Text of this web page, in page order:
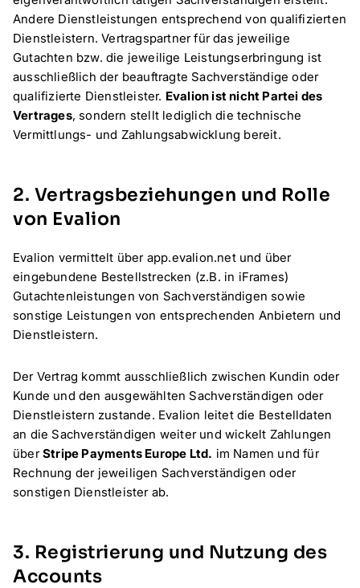
Andere Dienstleistungen entsprechend von qualifizierten
Dienstleistern. Vertragspartner für das jeweilige
Gutachten bzw. die jeweilige Leistungserbringung ist
ausschließlich der beauftragte Sachverständige oder
qualifizierte Dienstleister. Evalion ist nicht Partei des
Vertrages, sondern stellt lediglich die technische
Vermittlungs- und Zahlungsabwicklung bereit.
2. Vertragsbeziehungen und Rolle
von Evalion
Evalion vermittelt über app.evalion.net und über
eingebundene Bestellstrecken (z.B. in iFrames)
Gutachtenleistungen von Sachverständigen sowie
sonstige Leistungen von entsprechenden Anbietern und
Dienstleistern.
Der Vertrag kommt ausschließlich zwischen Kundin oder
Kunde und den ausgewählten Sachverständigen oder
Dienstleistern zustande. Evalion leitet die Bestelldaten
an die Sachverständigen weiter und wickelt Zahlungen
überStripe Payments Europe Ltd. im Namen und für
Rechnung der jeweiligen Sachverständigen oder
sonstigen Dienstleister ab.
3. Registrierung und Nutzung des
Accounts